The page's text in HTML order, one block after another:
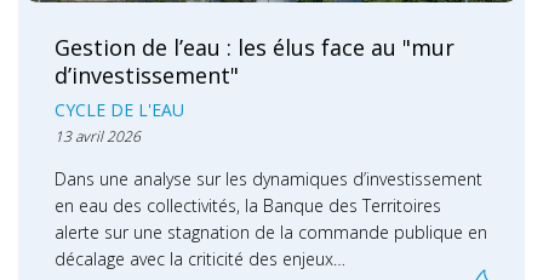
Gestion de l’eau : les élus face au "mur
d’investissement"
CYCLE DE L'EAU
13 avril 2026
Dans une analyse sur les dynamiques d’investissement
en eau des collectivités, la Banque des Territoires
alerte sur une stagnation de la commande publique en
décalage avec la criticité des enjeux…